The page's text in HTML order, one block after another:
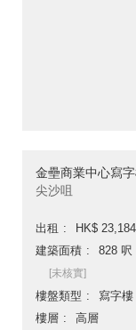
金壘商業中心寫
尖沙咀
出租
HK$
建築面積
828 呎
[未核實]
樓盤類型
寫字樓
樓層
高層